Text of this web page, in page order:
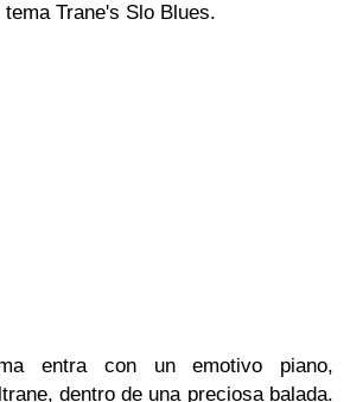
Trane's Slo Blues.
entra con un emotivo piano,
dentro de una preciosa balada.